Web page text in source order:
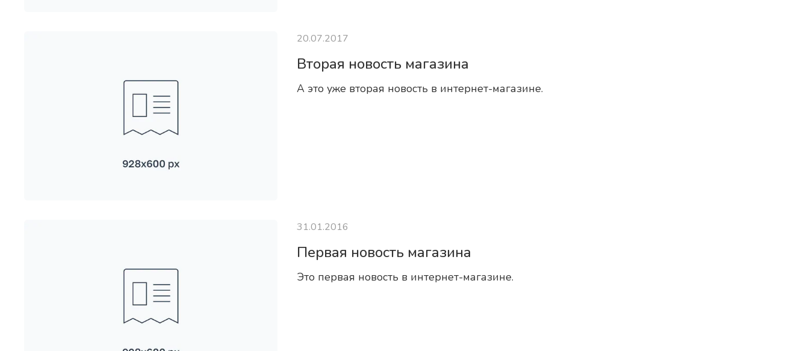
Вторая новость магазина
А это уже вторая новость в интернет-магазине.
20.07.2017
Первая новость магазина
Это первая новость в интернет-магазине.
31.01.2016